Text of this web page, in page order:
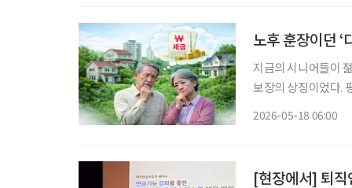
노후 훈장이던 ‘
지금의 시니어들이
보장의 상징이었다.
2026-05-18 06:00
[현장에서] 퇴